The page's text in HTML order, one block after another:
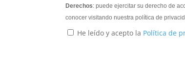
Derechos: puede ejercitar su derecho de
conocer visitando nuestra política de
He leído y acepto la Política de